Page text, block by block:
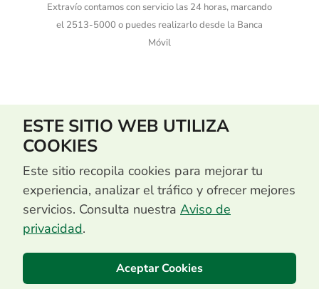
Extravío contamos con servicio las 24 horas, marcando
el 2513-5000 o puedes realizarlo desde la Banca
Móvil
ESTE SITIO WEB UTILIZA
COOKIES
Este sitio recopila cookies para mejorar tu
experiencia, analizar el tráfico y ofrecer mejores
servicios. Consulta nuestra Aviso de
privacidad.
Aceptar Cookies